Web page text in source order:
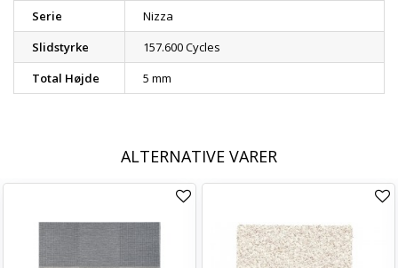
Serie
Nizza
Slidstyrke
157.600 Cycles
Total Højde
5 mm
ALTERNATIVE VARER